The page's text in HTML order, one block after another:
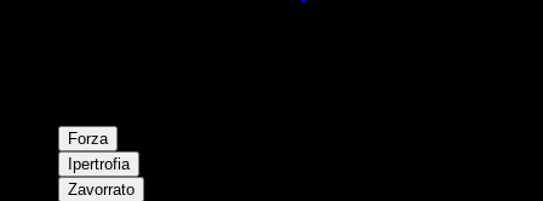
Forza
Ipertrofia
Zavorrato